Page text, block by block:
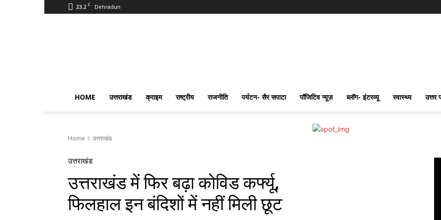
23.2 C Dehradun
HOME उत्तराखंड क्राइम राष्ट्रीय राजनीति पर्यटन- सैर सपाटा पॉजिटिव न्यूज़ ब्लॉग- इंटरव्यू स्वास्थ्य उत्तर
Home उत्तराखंड
उत्तराखंड
उत्तराखंड में फिर बढ़ा कोविड कर्फ्यू,
फिलहाल इन बंदिशों में नहीं मिली छूट